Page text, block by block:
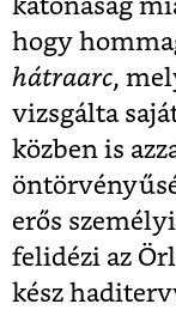
katonaság
hogy
hátraarc,
vizsgálta
közben is
erős
felidézi az
kész